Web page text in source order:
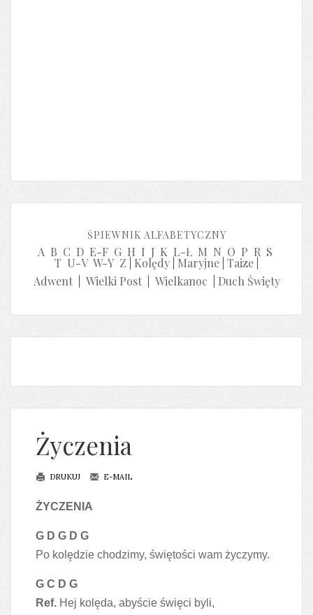
ŚPIEWNIK ALFABETYCZNY
A B C D E-F G H I J K L-Ł M N O P R S
T U-V W-Y Z Kolędy Maryjne Taize
Adwent| Wielki Post| Wielkanoc Duch Święty
Życzenia
DRUKUJ E-MAIL
ŻYCZENIA
G D G D G
Po kolędzie chodzimy, świętości wam życzymy.
G C D G
Ref. Hej kolęda, abyście święci byli,